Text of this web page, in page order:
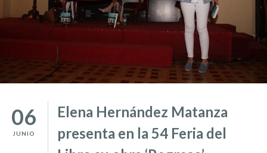
06
JUNIO
Elena Hernández Matanza
presenta en la 54 Feria del